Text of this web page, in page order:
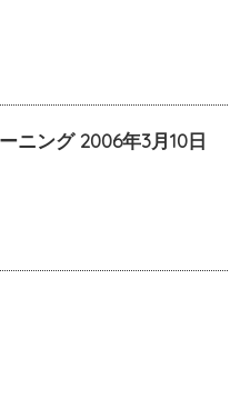
ニング 2006年3月10日